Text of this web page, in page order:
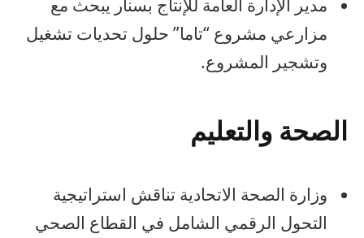
مدير الإدارة العامة للإنتاج بسنار يبحث مع
مزارعي مشروع “تاما” حلول تحديات تشغيل
وتشجير المشروع.
الصحة والتعليم
وزارة الصحة الاتحادية تناقش استراتيجية
التحول الرقمي الشامل في القطاع الصحي